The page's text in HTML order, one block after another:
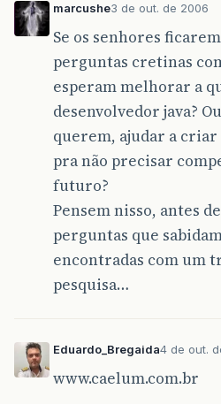
marcushe3 de out. de 2006
Se os senhores
perguntas cretinas
esperam melhorar a
desenvolvedor java?
querem, ajudar a
pra não precisar
futuro?
Pensem nisso, antes
perguntas que
encontradas com um
pesquisa…
Eduardo_Bregaida4 de out.
www.caelum.com.br